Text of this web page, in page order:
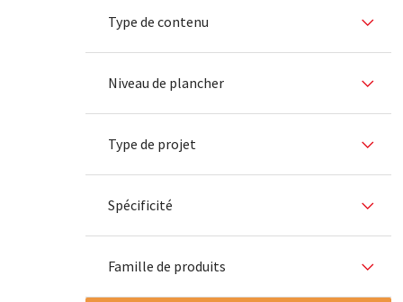
Type de contenu
Niveau de plancher
Type de projet
Spécificité
Famille de produits